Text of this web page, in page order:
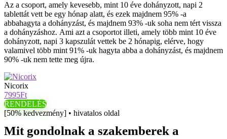
Az a csoport, amely kevesebb, mint 10 éve dohányzott, napi 2
tablettát vett be egy hónap alatt, és ezek majdnem 95% -a
abbahagyta a dohányzást, és majdnem 93% -uk soha nem tért vissza
a dohányzáshoz. Ami azt a csoportot illeti, amely több mint 10 éve
dohányzott, napi 3 kapszulát vettek be 2 hónapig, elérve, hogy
valamivel több mint 91% -uk hagyta abba a dohányzást, és majdnem
90% -uk nem tette meg újra.
Nicorix
7995Ft
RENDELÉS
[50% kedvezmény] • hivatalos oldal
Mit gondolnak a szakemberek a